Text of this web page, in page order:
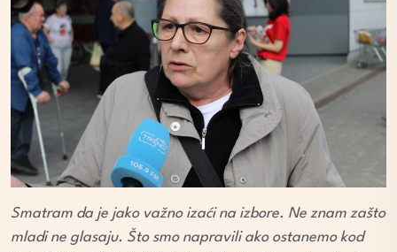
Smatram da je jako važno izaći na izbore. Ne znam zašto
mladi ne glasaju. Što smo napravili ako ostanemo kod